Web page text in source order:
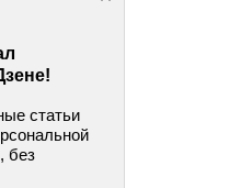
статьи
без